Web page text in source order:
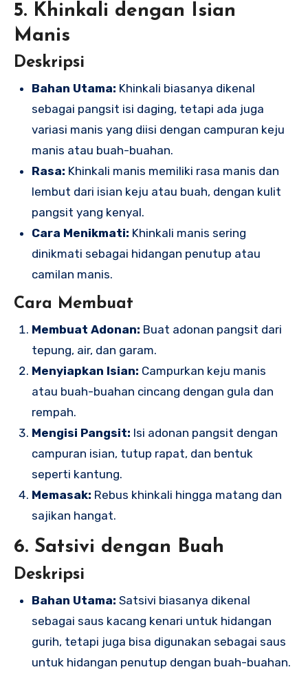
5. Khinkali dengan Isian
Manis
Deskripsi
Bahan Utama: Khinkali biasanya dikenal
sebagai pangsit isi daging, tetapi ada juga
variasi manis yang diisi dengan campuran keju
manis atau buah-buahan.
Rasa: Khinkali manis memiliki rasa manis dan
lembut dari isian keju atau buah, dengan kulit
pangsit yang kenyal.
Cara Menikmati: Khinkali manis sering
dinikmati sebagai hidangan penutup atau
camilan manis.
Cara Membuat
Membuat Adonan: Buat adonan pangsit dari
tepung, air, dan garam.
Menyiapkan Isian: Campurkan keju manis
atau buah-buahan cincang dengan gula dan
rempah.
Mengisi Pangsit: Isi adonan pangsit dengan
campuran isian, tutup rapat, dan bentuk
seperti kantung.
Memasak: Rebus khinkali hingga matang dan
sajikan hangat.
6. Satsivi dengan Buah
Deskripsi
Bahan Utama: Satsivi biasanya dikenal
sebagai saus kacang kenari untuk hidangan
gurih, tetapi juga bisa digunakan sebagai saus
untuk hidangan penutup dengan buah-buahan.